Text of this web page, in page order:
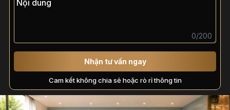
0/200
Nhận tư vấn ngay
Cam kết không chia sẻ hoặc rò rỉ thông tin